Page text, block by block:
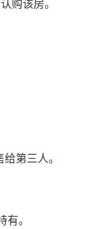
该房。
第三人。
。